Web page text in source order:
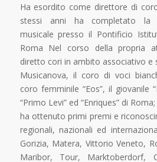
Ha esordito come direttore di
stessi anni ha completato la
musicale presso il Pontificio
Roma Nel corso della propria
diretto cori in ambito associativo e
Musicanova, il coro di voci
coro femminile “Eos”, il giovanile
“Primo Levi” ed “Enriques” di
ha ottenuto primi premi e
regionali, nazionali ed
Gorizia, Matera, Vittorio Veneto,
Maribor, Tour, Marktoberdorf,